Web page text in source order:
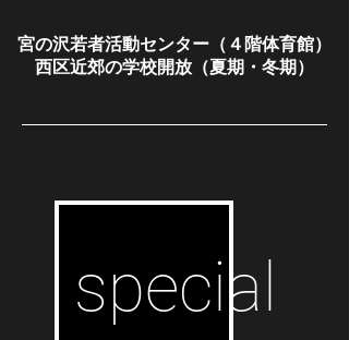
​宮の沢若者活動センター（４階体育館）
​西区近郊の学校開放（夏期・冬期）
special